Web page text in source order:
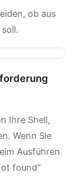
ob aus
Ihre Shell,
Wenn Sie
Ausführen
found“